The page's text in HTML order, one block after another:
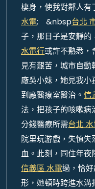
棲身，使我對鄰人
水電; &nbsp台北
子，那日子是安靜的
水電行或許不熟悉，
見有艱苦，城市自
廠吳小妹，她見我小
到廠醫療室醫治。 信
法，把孩子的咳嗽病
分錢醫療所需台北
院里玩游戲，失慎
血。此刻，同住年
信義區 水電過，恰
形，她頓時跨進水